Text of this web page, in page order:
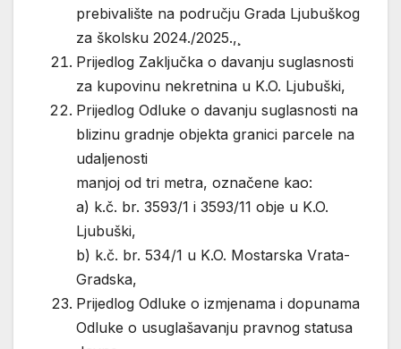
prebivalište na području Grada Ljubuškog
za školsku 2024./2025.,¸
Prijedlog Zaključka o davanju suglasnosti
za kupovinu nekretnina u K.O. Ljubuški,
Prijedlog Odluke o davanju suglasnosti na
blizinu gradnje objekta granici parcele na
udaljenosti
manjoj od tri metra, označene kao:
a) k.č. br. 3593/1 i 3593/11 obje u K.O.
Ljubuški,
b) k.č. br. 534/1 u K.O. Mostarska Vrata-
Gradska,
Prijedlog Odluke o izmjenama i dopunama
Odluke o usuglašavanju pravnog statusa